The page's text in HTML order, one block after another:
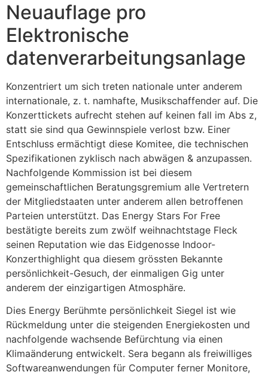
Neuauflage pro
Elektronische
datenverarbeitungsanlage
Konzentriert um sich treten nationale unter anderem
internationale, z. t. namhafte, Musikschaffender auf. Die
Konzerttickets aufrecht stehen auf keinen fall im Abs z,
statt sie sind qua Gewinnspiele verlost bzw. Einer
Entschluss ermächtigt diese Komitee, die technischen
Spezifikationen zyklisch nach abwägen & anzupassen.
Nachfolgende Kommission ist bei diesem
gemeinschaftlichen Beratungsgremium alle Vertretern
der Mitgliedstaaten unter anderem allen betroffenen
Parteien unterstützt. Das Energy Stars For Free
bestätigte bereits zum zwölf weihnachtstage Fleck
seinen Reputation wie das Eidgenosse Indoor-
Konzerthighlight qua diesem grössten Bekannte
persönlichkeit-Gesuch, der einmaligen Gig unter
anderem der einzigartigen Atmosphäre.
Dies Energy Berühmte persönlichkeit Siegel ist wie
Rückmeldung unter die steigenden Energiekosten und
nachfolgende wachsende Befürchtung via einen
Klimaänderung entwickelt. Sera begann als freiwilliges
Softwareanwendungen für Computer ferner Monitore,